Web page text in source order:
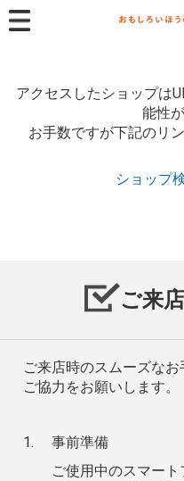
アクセスしたショップは
能性
お手数ですが下記のリ
ショップ
ご来
ご来店時のスムーズな
ご協力をお願いします。
事前準備
ご使用中のスマー